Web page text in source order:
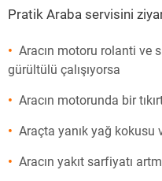
Pratik Araba servisini
Aracın motoru rolanti ve
gürültülü çalışıyorsa
Aracın motorunda bir
Araçta yanık yağ kokusu
Aracın yakıt sarfiyatı